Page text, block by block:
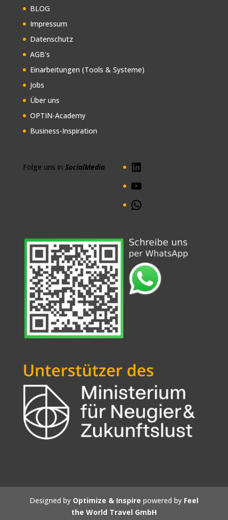
BLOG
Impressum
Datenschutz
AGB's
Einarbeitungen (Tools & Systeme)
Jobs
Über uns
OPTIN-Academy
Business-Inspiration
Folge uns in SocialMedia............
Designed by Optimize & Inspire powered by Feel
the World Travel GmbH